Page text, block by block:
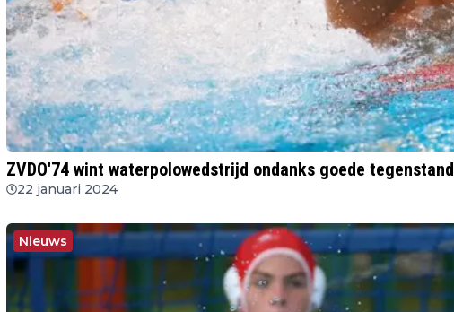
ZVDO'74 wint waterpolowedstrijd ondanks goede tegenstand
22 januari 2024
Nieuws